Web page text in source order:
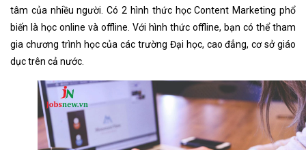
tâm của nhiều người. Có 2 hình thức học Content Marketing phổ
biến là học online và offline. Với hình thức offline, bạn có thể tham
gia chương trình học của các trường Đại học, cao đẳng, cơ sở giáo
dục trên cả nước.